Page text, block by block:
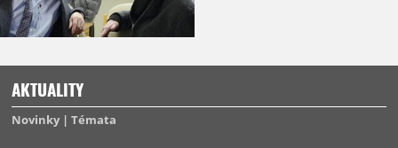
AKTUALITY
Novinky Témata